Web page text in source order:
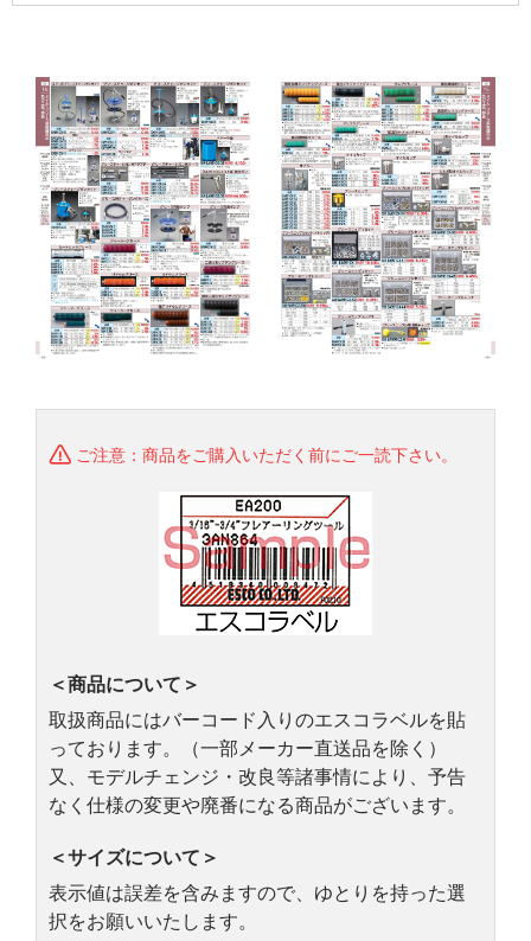
ご注意：商品をご購入いただく前にご一読下さい。
＜商品について＞
取扱商品にはバーコード入りのエスコラベルを貼
っております。（一部メーカー直送品を除く）
又、モデルチェンジ・改良等諸事情により、予告
なく仕様の変更や廃番になる商品がございます。
＜サイズについて＞
表示値は誤差を含みますので、ゆとりを持った選
択をお願いいたします。